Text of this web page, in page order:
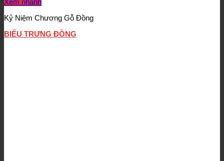
Kỷ Niệm Chương Gỗ Đồng
BIỂU TRƯNG ĐỒNG